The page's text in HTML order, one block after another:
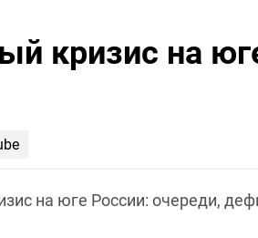
кризис на
на юге России: очереди,